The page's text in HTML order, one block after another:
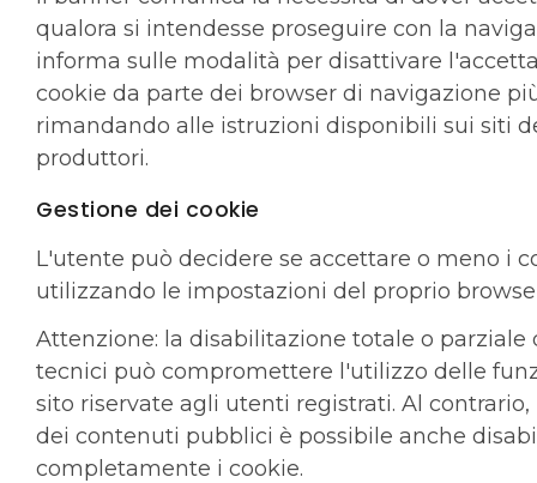
qualora si intendesse proseguire con la
informa sulle modalità per disattivare
cookie da parte dei browser di navigazione
rimandando alle istruzioni disponibili sui siti
produttori.
Gestione dei cookie
L'utente può decidere se accettare o meno i
utilizzando le impostazioni del proprio
Attenzione: la disabilitazione totale o parziale
tecnici può compromettere l'utilizzo delle
sito riservate agli utenti registrati. Al
dei contenuti pubblici è possibile anche
completamente i cookie.